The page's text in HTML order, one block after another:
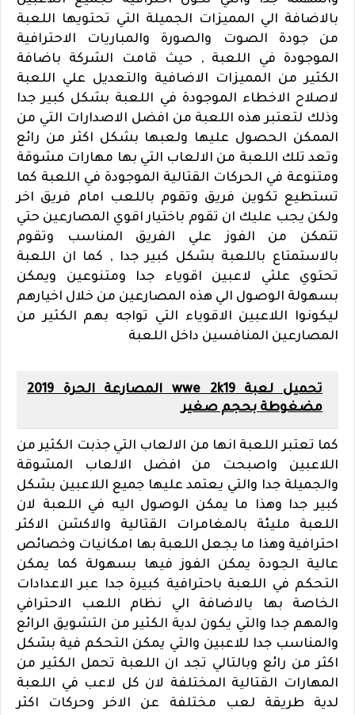
بالاضافة الي المميزات الجميلة التي تحتويها اللعبة
من جودة الصوت والصورة والمباريات الاحترافية
الموجودة في اللعبة , حيث قامت الشركة باضافة
الكثير من المميزات الاضافية والتعديل علي اللعبة
لاصلاح الاخطاء الموجودة في اللعبة بشكل كبير جدا
وذلك لتعتبر هذه اللعبة من افضل الاصدارات التي من
الممكن الحصول عليها ولعبها بشكل اكثر من رائع
وتعد تلك اللعبة من الالعاب التي بها مهارات مشوقة
ومتنوعة في الحركات القتالية الموجودة في اللعبة كما
تستطيع تكوين فريق وتقوم باللعب امام فريق اخر
ولكن يجب عليك ان تقوم باختيار اقوي المصارعين حتي
تتمكن من الفوز علي الفريق المناسب وتقوم
بالاستمتاع باللعبة بشكل كبير جدا , كما ان اللعبة
تحتوي علثي لاعبين اقوياء جدا ومتنوعين ويمكن
بسهولة الوصول الي هذه المصارعين من خلال اخيارهم
ليكونوا اللاعبين الاقوياء التي تواجه بهم الكثير من
المصارعين المنافسين داخل اللعبة
تحميل لعبة wwe 2k19 المصارعة الحرة 2019
مضغوطة بحجم صغير
كما تعتبر اللعبة انها من الالعاب التي جذبت الكثير من
اللاعبين واصبحت من افضل الالعاب المشوقة
والجميلة جدا والتي يعتمد عليها جميع اللاعبين بشكل
كبير جدا وهذا ما يمكن الوصول اليه في اللعبة لان
اللعبة مليئة بالمغامرات القتالية والاكشن الاكثر
احترافية وهذا ما يجعل اللعبة بها امكانيات وخصائص
عالية الجودة يمكن الفوز فيها بسهولة كما يمكن
التحكم في اللعبة باحترافية كبيرة جدا عبر الاعدادات
الخاصة بها بالاضافة الي نظام اللعب الاحترافي
والمهم جدا والتي يكون لدية الكثير من التشويق الرائع
والمناسب جدا للاعبين والتي يمكن التحكم فية بشكل
اكثر من رائع وبالتالي تجد ان اللعبة تحمل الكثير من
المهارات القتالية المختلفة لان كل لاعب في اللعبة
لدية طريقة لعب مختلفة عن الاخر وحركات اكثر